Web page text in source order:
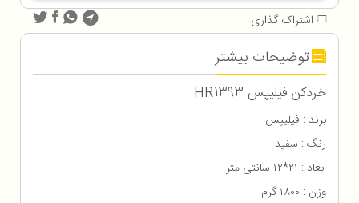
اشتراک گذاری
توضیحات بیشتر
خردکن فیلیپس HR1393
برند : فيليپس
رنگ : سفید
ابعاد : ۲۱*۱۲ سانتی متر
وزن : ۱۸۰۰ گرم